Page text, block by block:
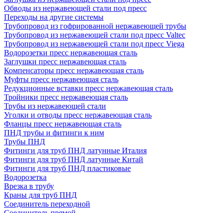
Обводы из нержавеющей стали под пресс
Переходы на другие системы
Трубопровод из гофрированной нержавеющей трубы
Трубопровод из нержавеющей стали под пресс Valtec
Трубопровод из нержавеющей стали под пресс Viega
Водорозетки пресс нержавеющая сталь
Заглушки пресс нержавеющая сталь
Компенсаторы пресс нержавеющая сталь
Муфты пресс нержавеющая сталь
Редукционные вставки пресс нержавеющая сталь
Тройники пресс нержавеющая сталь
Трубы из нержавеющей стали
Уголки и отводы пресс нержавеющая сталь
Фланцы пресс нержавеющая сталь
ПНД трубы и фитинги к ним
Трубы ПНД
Фитинги для труб ПНД латунные Италия
Фитинги для труб ПНД латунные Китай
Фитинги для труб ПНД пластиковые
Водорозетка
Врезка в трубу
Краны для труб ПНД
Соединитель переходной